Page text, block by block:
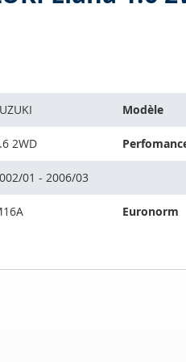
Modèle
2WD
01 - 2006/03
Euronorm